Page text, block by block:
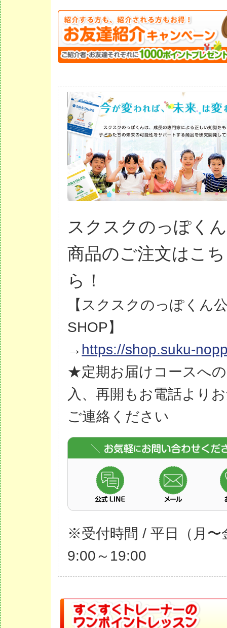
スクスクのっぽくん
商品のご注文はこ
ら！
【スクスクのっぽくん
SHOP】
→ https://shop.suku-
★定期お届けコースへ
入、再開もお電話より
ご連絡ください
※受付時間 / 平日（月〜
9:00～19:00